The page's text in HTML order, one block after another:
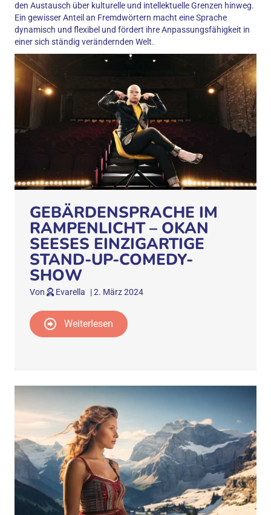
den Austausch über kulturelle und intellektuelle Grenzen hinweg.
Ein gewisser Anteil an Fremdwörtern macht eine Sprache
dynamisch und flexibel und fördert ihre Anpassungsfähigkeit in
einer sich ständig verändernden Welt.
GEBÄRDENSPRACHE IM
RAMPENLICHT – OKAN
SEESES EINZIGARTIGE
STAND-UP-COMEDY-
SHOW
Von Evarella |2. März 2024
Weiterlesen